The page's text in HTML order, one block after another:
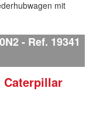
mit
Ref. 19341
Caterpillar